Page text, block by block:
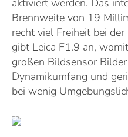
aktiviert werden. Das
Brennweite von 19
recht viel Freiheit bei
gibt Leica F1.9 an,
großen Bildsensor
Dynamikumfang und
bei wenig